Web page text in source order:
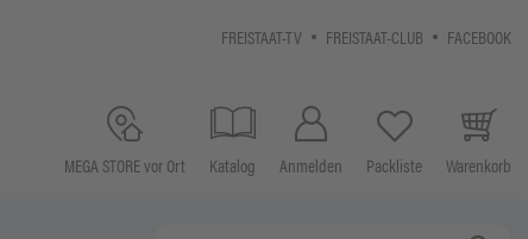
FREISTAAT-TV FREISTAAT-CLUB FACEBOOK
MEGA STORE vor Ort Katalog Anmelden Packliste Warenkorb